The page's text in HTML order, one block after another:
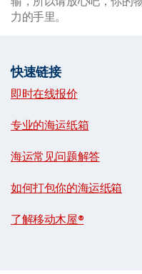
力的手里。
快速链接
即时在线报价
专业的海运纸箱
海运常见问题解答
如何打包你的海运纸箱
了解移动木屋®